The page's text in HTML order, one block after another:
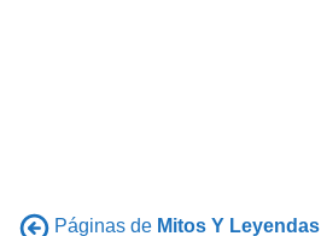
Páginas de Mitos Y Leyendas